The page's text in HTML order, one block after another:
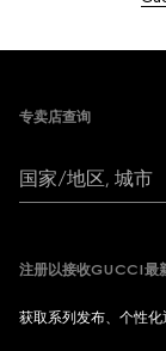
专卖店查询
国家/地区, 城市
注册以接收GUCCI最
获取系列发布、个性化